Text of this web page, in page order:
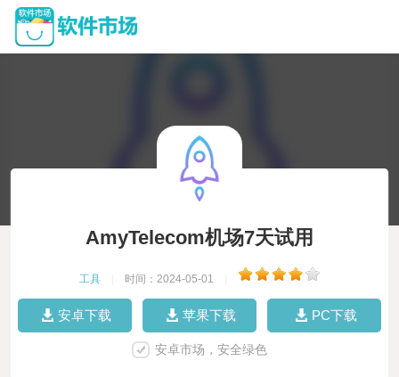
AmyTelecom机场7天试用
工具 时间：2024-05-01
安卓下载 苹果下载 PC下载
安卓市场，安全绿色